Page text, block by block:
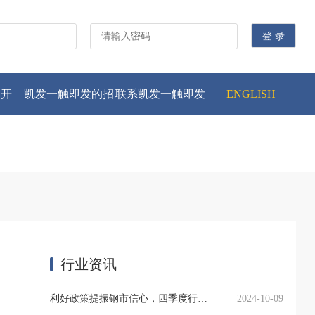
凯发一触即发的招联系凯发一触即发 ENGLISH
行业资讯
利好政策提振钢市信心，四季度行业需求或小幅上升 2024-10-09